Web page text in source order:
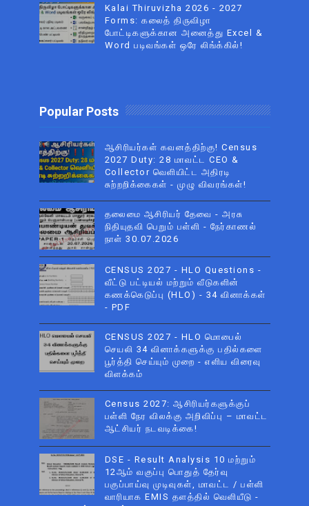
Kalai Thiruvizha 2026 - 2027
Forms: கலைத் திருவிழா
போட்டிகளுக்கான அனைத்து Excel &
Word படிவங்கள் ஒரே லிங்க்கில்!
Popular Posts
ஆசிரியர்கள் கவனத்திற்கு! Census
2027 Duty: 28 மாவட்ட CEO &
Collector வெளியிட்ட அதிரடி
சுற்றறிக்கைகள் - முழு விவரங்கள்!
தலைமை ஆசிரியர் தேவை - அரசு
நிதியுதவி பெறும் பள்ளி - நேர்காணல்
நாள் 30.07.2026
CENSUS 2027 - HLO Questions -
வீட்டு பட்டியல் மற்றும் வீடுகளின்
கணக்கெடுப்பு (HLO) - 34 வினாக்கள்
- PDF
CENSUS 2027 - HLO மொபைல்
செயலி 34 வினாக்களுக்கு பதில்களை
பூர்த்தி செய்யும் முறை - எளிய விரைவு
விளக்கம்
Census 2027: ஆசிரியர்களுக்குப்
பள்ளி நேர விலக்கு அறிவிப்பு – மாவட்ட
ஆட்சியர் நடவடிக்கை!
DSE - Result Analysis 10 மற்றும்
12ஆம் வகுப்பு பொதுத் தேர்வு
பகுப்பாய்வு முடிவுகள், மாவட்ட / பள்ளி
வாரியாக EMIS தளத்தில் வெளியீடு -